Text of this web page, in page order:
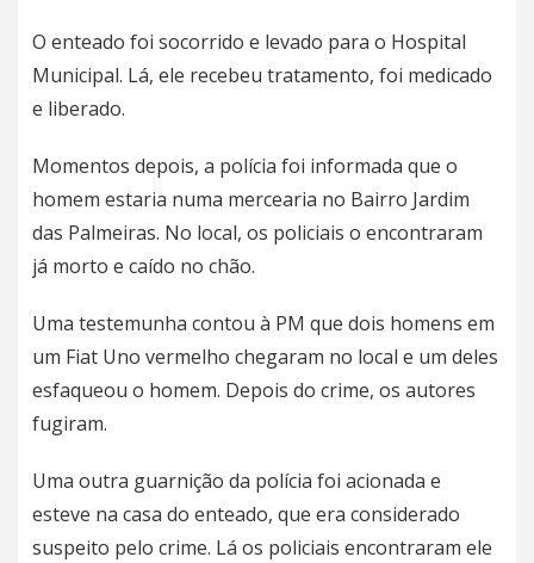
O enteado foi socorrido e levado para o Hospital
Municipal. Lá, ele recebeu tratamento, foi medicado
e liberado.
Momentos depois, a polícia foi informada que o
homem estaria numa mercearia no Bairro Jardim
das Palmeiras. No local, os policiais o encontraram
já morto e caído no chão.
Uma testemunha contou à PM que dois homens em
um Fiat Uno vermelho chegaram no local e um deles
esfaqueou o homem. Depois do crime, os autores
fugiram.
Uma outra guarnição da polícia foi acionada e
esteve na casa do enteado, que era considerado
suspeito pelo crime. Lá os policiais encontraram ele